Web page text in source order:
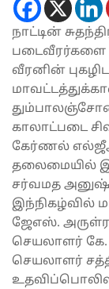
நாட்டின்
படைவீரர்களை
வீரனின்
காலாட்படை
கேர்ணல்
தலைமையில்
சர்வமத
இந்நிகழ்வில்
ஜேஎஸ்.
செயலாளர் கே.
செயலாளர்